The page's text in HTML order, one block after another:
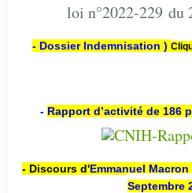
loi n°2022-229 du
- Dossier Indemnisation )
- Rapport d’activité de 186
- Discours d'Emmanuel Macron
Septembre